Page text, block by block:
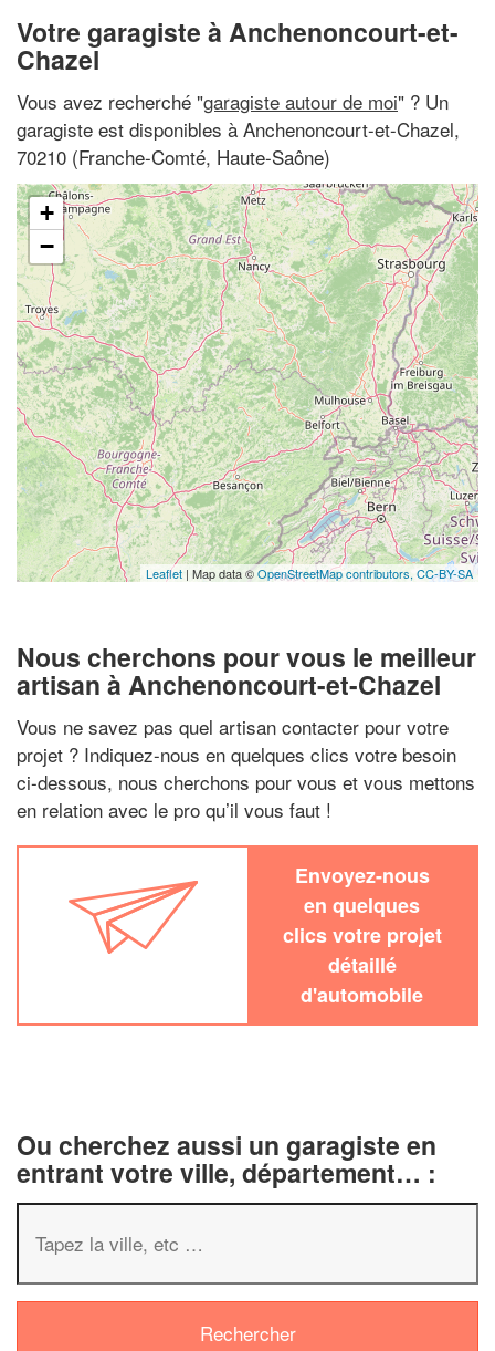
Votre garagiste à Anchenoncourt-et-
Chazel
Vous avez recherché "garagiste autour de moi" ? Un
garagiste est disponibles à Anchenoncourt-et-Chazel,
70210 (Franche-Comté, Haute-Saône)
+
−
Leaflet | Map data ©OpenStreetMap contributors, CC-BY-SA
Nous cherchons pour vous le meilleur
artisan à Anchenoncourt-et-Chazel
Vous ne savez pas quel artisan contacter pour votre
projet ? Indiquez-nous en quelques clics votre besoin
ci-dessous, nous cherchons pour vous et vous mettons
en relation avec le pro qu’il vous faut !
Envoyez-nous
en quelques
clics votre projet
détaillé
d'automobile
Ou cherchez aussi un garagiste en
entrant votre ville, département… :
✕
Vous êtes un
professionnel ?